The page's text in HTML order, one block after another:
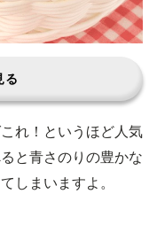
る
れ！というほど人気
と青さのりの豊かな
しまいますよ。